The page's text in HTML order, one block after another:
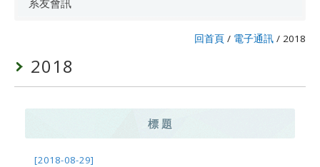
系友會訊
回首頁 / 電子通訊 / 2018
2018
標 題
[2018-08-29]